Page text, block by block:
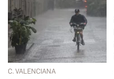
C. VALENCIANA